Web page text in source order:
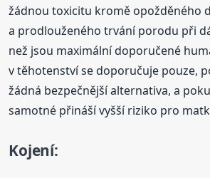
žádnou toxicitu kromě opožděného
a prodlouženého trvání porodu při
než jsou maximální doporučené
v těhotenství se doporučuje pouze,
žádná bezpečnější alternativa, a
samotné přináší vyšší riziko pro
Kojení: